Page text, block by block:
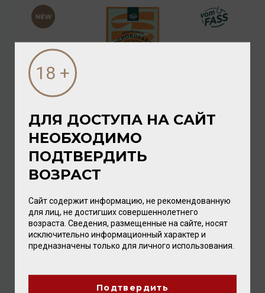
Schokolade 42% Kakao Cashew Salted Caramel 100г
Шоколад/ кондитерское изделие
ДЛЯ ДОСТУПА НА САЙТ
НЕОБХОДИМО
ПОДТВЕРДИТЬ
ВОЗРАСТ
Сайт содержит информацию, не рекомендованную
для лиц, не достигших совершеннолетнего
возраста. Сведения, размещенные на сайте, носят
исключительно информационный характер и
предназначены только для личного использования.
Подтвердить